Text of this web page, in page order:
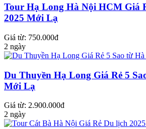
Tour Hạ Long Hà Nội HCM Giá
2025 Mới Lạ
Giá từ: 750.000đ
2 ngày
Du Thuyền Hạ Long Giá Rẻ 5
Mới Lạ
Giá từ: 2.900.000đ
2 ngày